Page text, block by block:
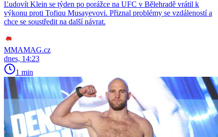
Ľudovít Klein se týden po porážce na UFC v Bělehradě vrátil k
výkonu proti Tofiqu Musayevovi. Přiznal problémy se vzdáleností a
chce se soustředit na další návrat.
MMAMAG.cz
dnes, 14:23
1 min